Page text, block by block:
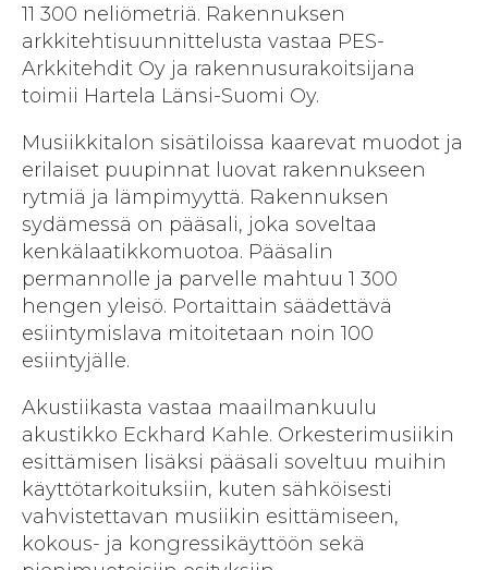
11 300 neliömetriä. Rakennuksen
arkkitehtisuunnittelusta vastaa PES-
Arkkitehdit Oy ja rakennusurakoitsijana
toimii Hartela Länsi-Suomi Oy.
Musiikkitalon sisätiloissa kaarevat muodot ja
erilaiset puupinnat luovat rakennukseen
rytmiä ja lämpimyyttä. Rakennuksen
sydämessä on pääsali, joka soveltaa
kenkälaatikkomuotoa. Pääsalin
permannolle ja parvelle mahtuu 1 300
hengen yleisö. Portaittain säädettävä
esiintymislava mitoitetaan noin 100
esiintyjälle.
Akustiikasta vastaa maailmankuulu
akustikko Eckhard Kahle. Orkesterimusiikin
esittämisen lisäksi pääsali soveltuu muihin
käyttötarkoituksiin, kuten sähköisesti
vahvistettavan musiikin esittämiseen,
kokous- ja kongressikäyttöön sekä